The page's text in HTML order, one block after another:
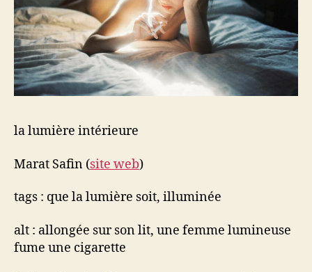
la lumière intérieure
Marat Safin (site web)
tags : que la lumière soit, illuminée
alt : allongée sur son lit, une femme lumineuse
fume une cigarette